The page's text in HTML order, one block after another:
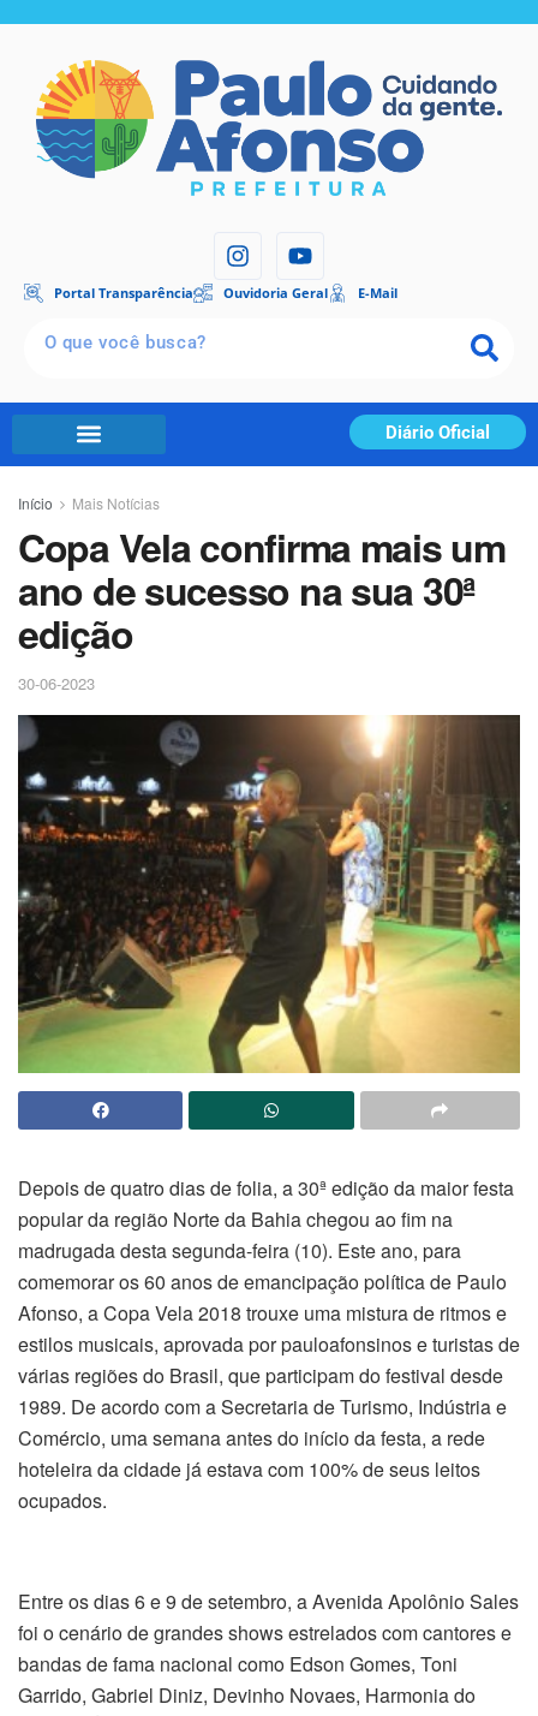
Portal Transparência Ouvidoria Geral E-Mail
Diário Oficial
Início Mais Notícias
Copa Vela confirma mais um
ano de sucesso na sua 30ª
edição
30-06-2023
Depois de quatro dias de folia, a 30ª edição da maior festa
popular da região Norte da Bahia chegou ao fim na
madrugada desta segunda-feira (10). Este ano, para
comemorar os 60 anos de emancipação política de Paulo
Afonso, a Copa Vela 2018 trouxe uma mistura de ritmos e
estilos musicais, aprovada por pauloafonsinos e turistas de
várias regiões do Brasil, que participam do festival desde
1989. De acordo com a Secretaria de Turismo, Indústria e
Comércio, uma semana antes do início da festa, a rede
hoteleira da cidade já estava com 100% de seus leitos
ocupados.
Entre os dias 6 e 9 de setembro, a Avenida Apolônio Sales
foi o cenário de grandes shows estrelados com cantores e
bandas de fama nacional como Edson Gomes, Toni
Garrido, Gabriel Diniz, Devinho Novaes, Harmonia do